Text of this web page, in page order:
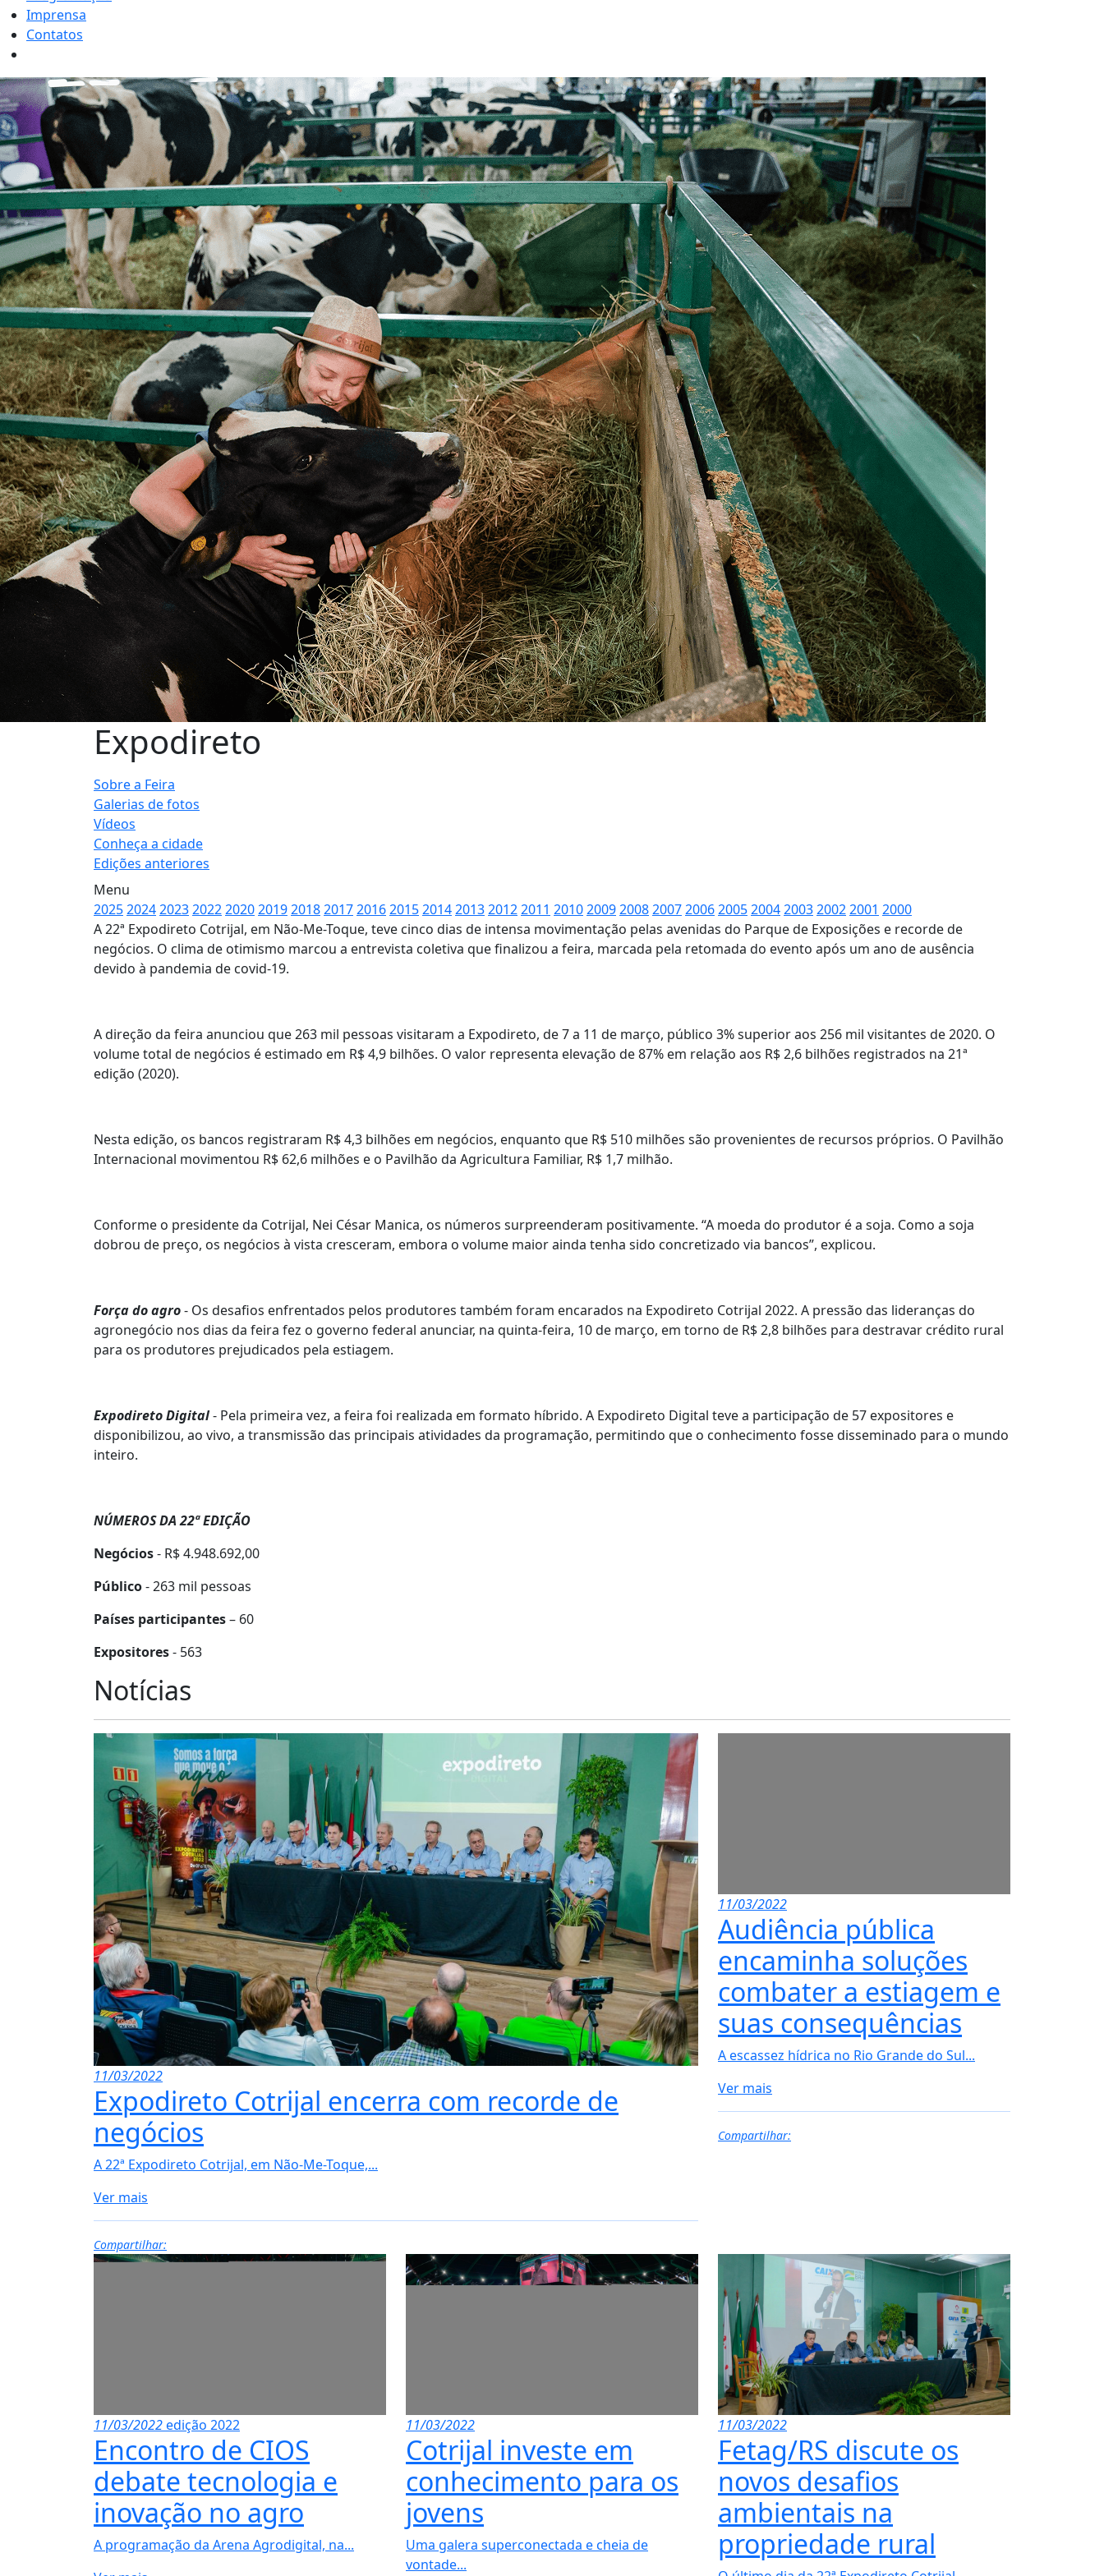
Imprensa
Contatos
Expodireto
Sobre a Feira
Galerias de fotos
Vídeos
Conheça a cidade
Edições anteriores
Menu
20252024202320222020201920182017201620152014201320122011 2010200920082007200620052004200320022001 2000
A 22ª Expodireto Cotrijal, em Não-Me-Toque, teve cinco dias de intensa movimentação pelas avenidas do Parque de Exposições e recorde de
negócios. O clima de otimismo marcou a entrevista coletiva que finalizou a feira, marcada pela retomada do evento após um ano de ausência
devido à pandemia de covid-19.
A direção da feira anunciou que 263 mil pessoas visitaram a Expodireto, de 7 a 11 de março, público 3% superior aos 256 mil visitantes de 2020. O
volume total de negócios é estimado em R$ 4,9 bilhões. O valor representa elevação de 87% em relação aos R$ 2,6 bilhões registrados na 21ª
edição (2020).
Nesta edição, os bancos registraram R$ 4,3 bilhões em negócios, enquanto que R$ 510 milhões são provenientes de recursos próprios. O Pavilhão
Internacional movimentou R$ 62,6 milhões e o Pavilhão da Agricultura Familiar, R$ 1,7 milhão.
Conforme o presidente da Cotrijal, Nei César Manica, os números surpreenderam positivamente. “A moeda do produtor é a soja. Como a soja
dobrou de preço, os negócios à vista cresceram, embora o volume maior ainda tenha sido concretizado via bancos”, explicou.
Força do agro- Os desafios enfrentados pelos produtores também foram encarados na Expodireto Cotrijal 2022. A pressão das lideranças do
agronegócio nos dias da feira fez o governo federal anunciar, na quinta-feira, 10 de março, em torno de R$ 2,8 bilhões para destravar crédito rural
para os produtores prejudicados pela estiagem.
Expodireto Digital- Pela primeira vez, a feira foi realizada em formato híbrido. A Expodireto Digital teve a participação de 57 expositores e
disponibilizou, ao vivo, a transmissão das principais atividades da programação, permitindo que o conhecimento fosse disseminado para o mundo
inteiro.
NÚMEROS DA 22ª EDIÇÃO
Negócios- R$ 4.948.692,00
Público- 263 mil pessoas
Países participantes– 60
Expositores- 563
Notícias
11/03/2022
Expodireto Cotrijal encerra com recorde de
negócios
A 22ª Expodireto Cotrijal, em Não-Me-Toque,...
Ver mais
Compartilhar:
11/03/2022
Audiência pública
encaminha soluções
combater a estiagem e
suas consequências
A escassez hídrica no Rio Grande do Sul...
Ver mais
Compartilhar:
11/03/2022edição 2022
Encontro de CIOS
debate tecnologia e
inovação no agro
A programação da Arena Agrodigital, na...
11/03/2022
Cotrijal investe em
conhecimento para os
jovens
Uma galera superconectada e cheia de
vontade...
11/03/2022
Fetag/RS discute os
novos desafios
ambientais na
propriedade rural